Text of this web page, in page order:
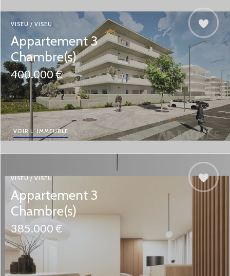
VISEU / VISEU
Appartement 3
Chambre(s)
400.000 €
VOIR L´IMMEUBLE
VISEU / VISEU
Appartement 3
Chambre(s)
385.000 €